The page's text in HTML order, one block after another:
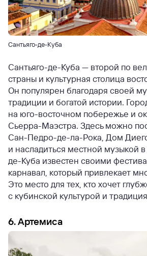
Сантьяго-де-Куба
Сантьяго-де-Куба — второй по
страны и культурная столица
Он популярен благодаря своей
традиции и богатой истории.
на юго-восточном побережье и
Сьерра-Маэстра. Здесь можно
Сан-Педро-де-ла-Рока, Дом
и насладиться местной музыкой в
де-Куба известен своими
карнавал, который привлекает
Это место для тех, кто хочет
с кубинской культурой и
6. Артемиса